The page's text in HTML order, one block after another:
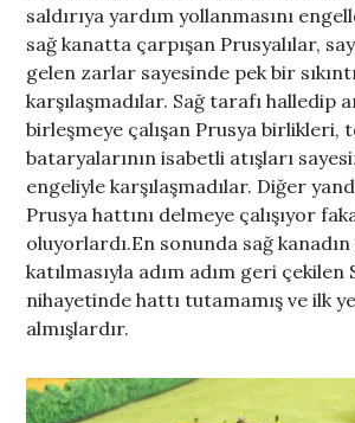
saldırıya yardım yollanmasını
sağ kanatta çarpışan Prusyalılar,
gelen zarlar sayesinde pek bir
karşılaşmadılar. Sağ tarafı halledip
birleşmeye çalışan Prusya birlikleri,
bataryalarının isabetli atışları
engeliyle karşılaşmadılar. Diğer
Prusya hattını delmeye çalışıyor
oluyorlardı.En sonunda sağ
katılmasıyla adım adım geri çekilen
nihayetinde hattı tutamamış ve ilk
almışlardır.